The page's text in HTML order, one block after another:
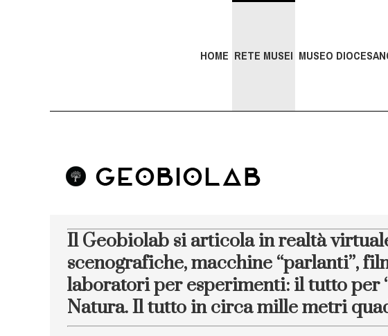
HOME RETE MUSEI MUSEO
Il Geobiolab si articola in realtà
scenografiche, macchine “parlanti”,
laboratori per esperimenti: il tutto per
Natura. Il tutto in circa mille metri